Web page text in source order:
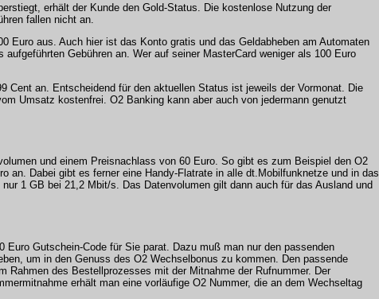
erhält der Kunde den Gold-Status. Die kostenlose Nutzung der
fallen nicht an.
Euro aus. Auch hier ist das Konto gratis und das Geldabheben am Automaten
Gebühren an. Wer auf seiner MasterCard weniger als 100 Euro
Cent an. Entscheidend für den aktuellen Status ist jeweils der Vormonat. Die
Umsatz kostenfrei. O2 Banking kann aber auch von jedermann genutzt
und einem Preisnachlass von 60 Euro. So gibt es zum Beispiel den O2
an. Dabei gibt es ferner eine Handy-Flatrate in alle dt.Mobilfunknetze und in das
1 GB bei 21,2 Mbit/s. Das Datenvolumen gilt dann auch für das Ausland und
Gutschein-Code für Sie parat. Dazu muß man nur den passenden
um in den Genuss des O2 Wechselbonus zu kommen. Den passende
Rahmen des Bestellprozesses mit der Mitnahme der Rufnummer. Der
erhält man eine vorläufige O2 Nummer, die an dem Wechseltag